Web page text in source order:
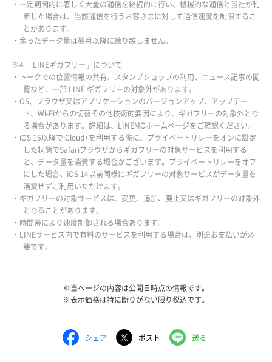
・一定期間内に著しく大量の通信を継続的に行い、機械的な通信と当社が判
断した場合は、当該通信を行うお客さまに対して通信速度を制限するこ
とがあります。
・余ったデータ量は翌月以降に繰り越しません。
※4 「LINEギガフリー」について
・トークでの位置情報の共有、スタンプショップの利用、ニュース記事の閲
覧など、一部 LINE ギガフリーの対象外があります。
・OS、ブラウザ又はアプリケーションのバージョンアップ、アップデー
ト、Wi-Fiからの切替その他技術的要因により、ギガフリーの対象外とな
る場合があります。詳細は、LINEMOホームページをご確認ください。
・iOS 15以降でiCloud+を利用する際に、プライベートリレーをオンに設定
した状態でSafariブラウザからギガフリーの対象サービスを利用する
と、データ量を消費する場合がございます。プライベートリレーをオフ
にした場合、iOS 14以前同様にギガフリーの対象サービスがデータ量を
消費せずご利用いただけます。
・ギガフリーの対象サービスは、変更、追加、廃止又はギガフリーの対象外
となることがあります。
・時間帯により速度制御される場合あります。
・LINEサービス内で有料のサービスを利用する場合は、別途お支払いが必
要です。
※当ページの内容は公開日時点の情報です。
※表示価格は特に断りがない限り税込です。
シェア ポスト 送る